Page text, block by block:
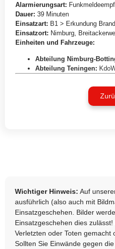
Alarmierungsart:
Dauer: 39 Minuten
Einsatzart: B1 > Erkundung
Einsatzort: Nimburg,
Einheiten und Fahrzeuge:
Abteilung Nimburg-
Abteilung Teningen:
Wichtiger Hinweis: Auf
ausführlich (also auch mit
Einsatzgeschehen. Bilder
Einsatzgeschehen dies
Verletzten oder Toten gemacht
Sollten Sie Einwände gegen